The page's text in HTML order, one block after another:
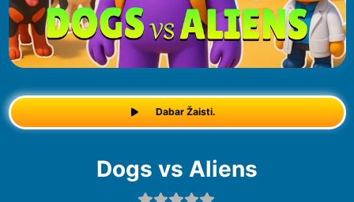
Dabar Žaisti.
Dogs vs Aliens